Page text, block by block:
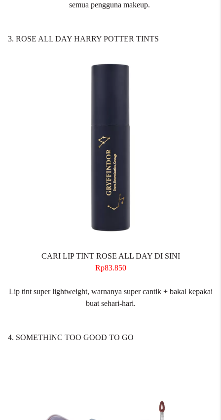
semua pengguna makeup.
3. ROSE ALL DAY HARRY POTTER TINTS
CARI LIP TINT ROSE ALL DAY DI SINI
Rp83.850
Lip tint super lightweight, warnanya super cantik + bakal kepakai
buat sehari-hari.
4. SOMETHINC TOO GOOD TO GO